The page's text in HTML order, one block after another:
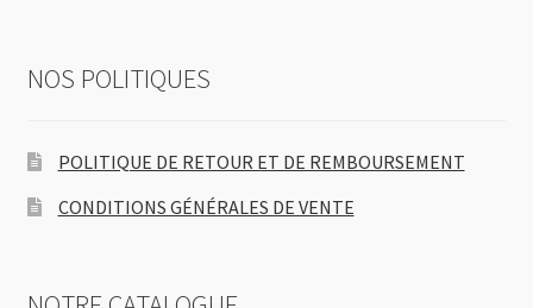
NOS POLITIQUES
POLITIQUE DE RETOUR ET DE REMBOURSEMENT
CONDITIONS GÉNÉRALES DE VENTE